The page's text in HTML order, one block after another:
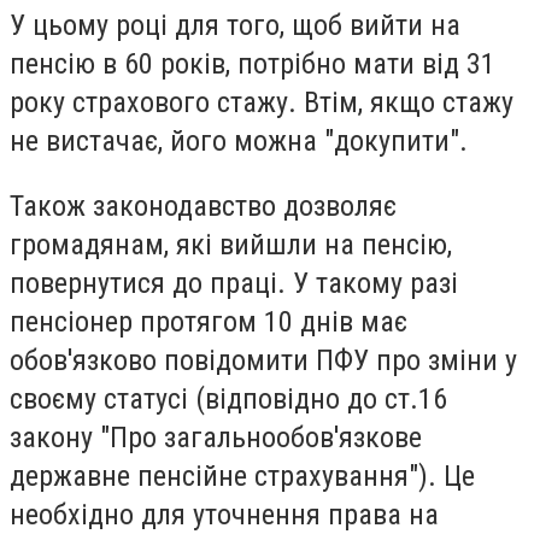
У цьому році для того, щоб вийти на
пенсію в 60 років, потрібно мати від 31
року страхового стажу. Втім, якщо стажу
не вистачає, його можна "докупити".
Також законодавство дозволяє
громадянам, які вийшли на пенсію,
повернутися до праці. У такому разі
пенсіонер протягом 10 днів має
обов'язково повідомити ПФУ про зміни у
своєму статусі (відповідно до ст.16
закону "Про загальнообов'язкове
державне пенсійне страхування"). Це
необхідно для уточнення права на